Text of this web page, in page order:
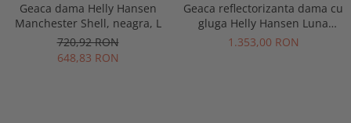
Geaca dama Helly Hansen
Manchester Shell, neagra, L
720,92 RON
648,83 RON
Geaca reflectorizanta dama cu
gluga Helly Hansen Luna
Winter CL2, galben/negru, L
1.353,00 RON